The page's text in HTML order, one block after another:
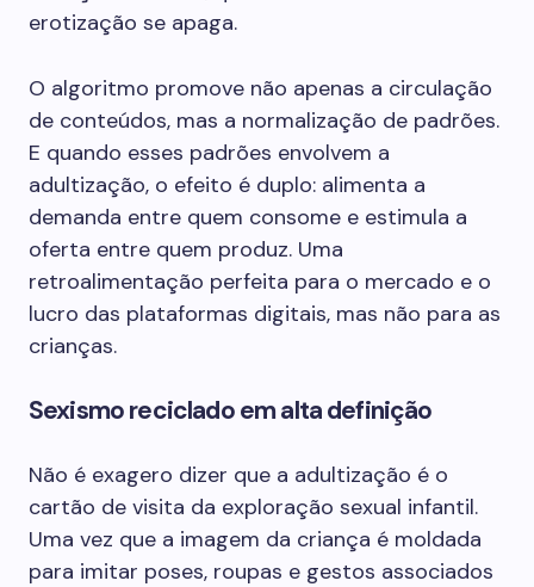
erotização se apaga.
O algoritmo promove não apenas a circulação
de conteúdos, mas a normalização de padrões.
E quando esses padrões envolvem a
adultização, o efeito é duplo: alimenta a
demanda entre quem consome e estimula a
oferta entre quem produz. Uma
retroalimentação perfeita para o mercado e o
lucro das plataformas digitais, mas não para as
crianças.
Sexismo reciclado em alta definição
Não é exagero dizer que a adultização é o
cartão de visita da exploração sexual infantil.
Uma vez que a imagem da criança é moldada
para imitar poses, roupas e gestos associados